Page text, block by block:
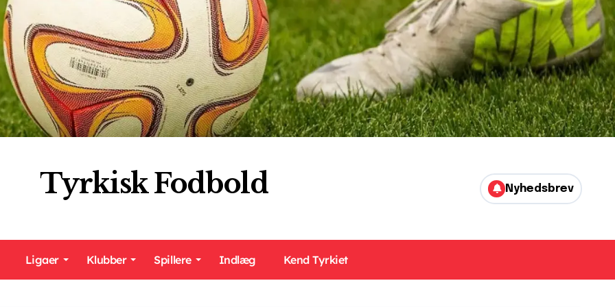
Tyrkisk Fodbold Nyhedsbrev
Ligaer Klubber Spillere Indlæg Kend Tyrkiet